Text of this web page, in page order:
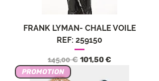
FRANK LYMAN- CHALE VOILE
REF: 259150
Standardpreis
145,00 € Sale-Preis
101,50 €
PROMOTION